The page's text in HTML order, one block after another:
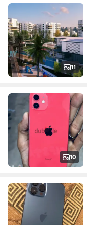
11
10